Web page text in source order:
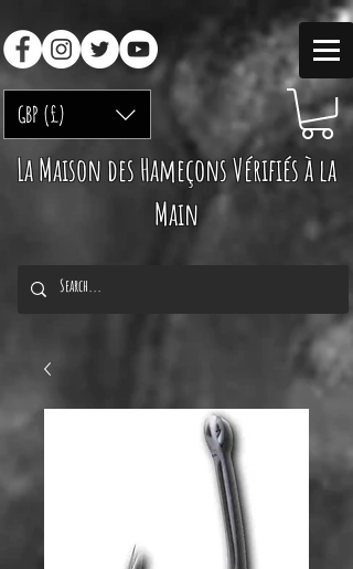
GBP (£)
La Maison des Hameçons Vérifiés à la
Main